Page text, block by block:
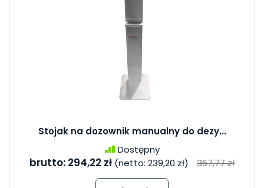
Stojak na dozownik manualny do dezy...
Dostępny
brutto: 294,22 zł (netto: 239,20 zł) 367,77 zł